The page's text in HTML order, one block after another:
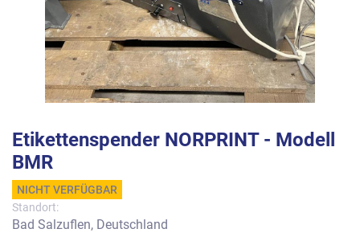
Etikettenspender NORPRINT - Modell
BMR
NICHT VERFÜGBAR
Standort:
Bad Salzuflen, Deutschland